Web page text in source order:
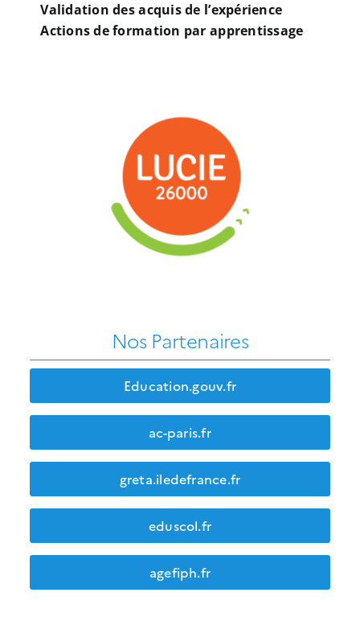
Validation des acquis de l’expérience
Actions de formation par apprentissage
Nos Partenaires
Education.gouv.fr
ac-paris.fr
greta.iledefrance.fr
eduscol.fr
agefiph.fr